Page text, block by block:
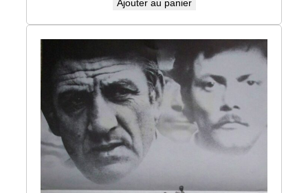
Ajouter au panier